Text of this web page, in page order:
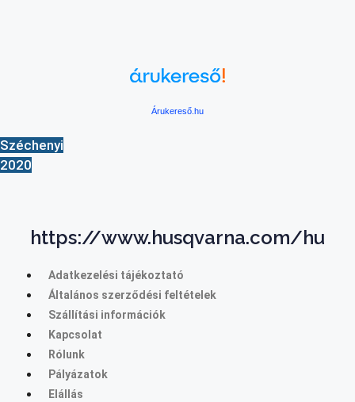
Árukereső.hu
Széchenyi
2020
https://www.husqvarna.com/hu
Adatkezelési tájékoztató
Általános szerződési feltételek
Szállítási információk
Kapcsolat
Rólunk
Pályázatok
Elállás